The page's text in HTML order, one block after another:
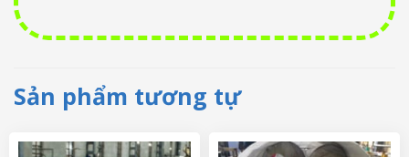
Sản phẩm tương tự